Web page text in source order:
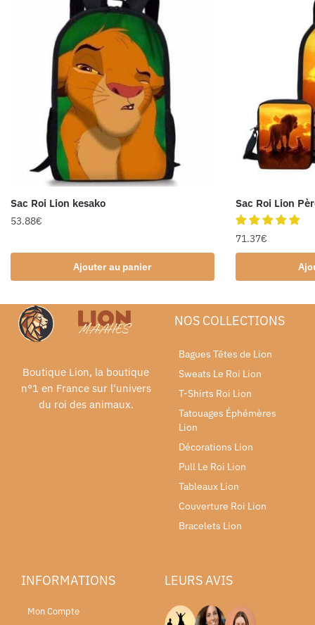
Sac Roi Lion kesako
53.88€
Ajouter au panier
Sac Roi Lion
71.37€
Boutique Lion, la boutique
n°1 en France sur l'univers
du roi des animaux.
NOS COLLECTIONS
Bagues Têtes de Lion
Sweats Le Roi Lion
T-Shirts Roi Lion
Tatouages Éphémères
Lion
Décorations Lion
Pull Le Roi Lion
Tableaux Lion
Couverture Roi Lion
Bracelets Lion
INFORMATIONS
Mon Compte
LEURS AVIS